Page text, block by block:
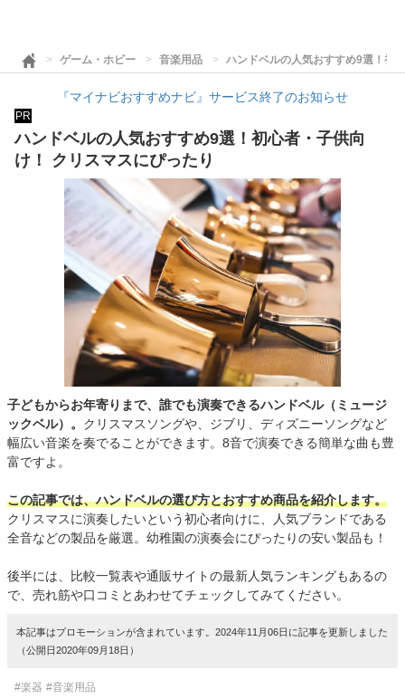
ゲーム・ホビー 音楽用品 ハンドベルの人気おすすめ9選！初
『マイナビおすすめナビ』サービス終了のお知らせ
PR
ハンドベルの人気おすすめ9選！初心者・子供向
け！ クリスマスにぴったり
子どもからお年寄りまで、誰でも演奏できるハンドベル（ミュージ
ックベル）。 クリスマスソングや、ジブリ、ディズニーソングなど
幅広い音楽を奏でることができます。8音で演奏できる簡単な曲も豊
富ですよ。
この記事では、ハンドベルの選び方とおすすめ商品を紹介します。
クリスマスに演奏したいという初心者向けに、人気ブランドである
全音などの製品を厳選。幼稚園の演奏会にぴったりの安い製品も！
後半には、比較一覧表や通販サイトの最新人気ランキングもあるの
で、売れ筋や口コミとあわせてチェックしてみてください。
本記事はプロモーションが含まれています。2024年11月06日に記事を更新しました
（公開日2020年09月18日）
#楽器 #音楽用品